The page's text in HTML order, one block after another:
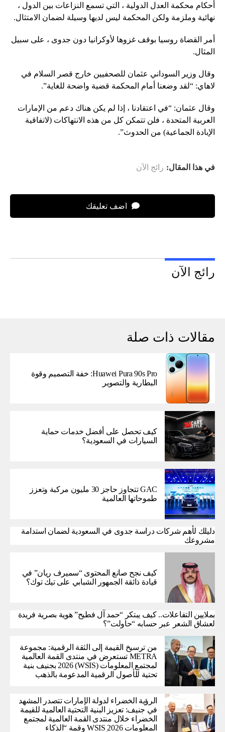
أحكام محكمة العدل الدولية ، التي تسمع النزاعات بين الدول ،
نهائية وملزمة ولكن المحكمة ليس لديها وسيلة لضمان الامتثال.
أمر القضاة روسيا بوقف غزوها لأوكرانيا دون جدوى ، على سبيل
المثال.
وقال وزير السوداني عثمان للصحفيين خارج قصر السلام في
لاهاي: “لقد وضعنا أمام المحكمة قضية واضحة للغاية”.
وقال عثمان: “في اعتقادنا ، إذا لم يكن هناك دعم من الإمارات
العربية المتحدة ، فلن تتمكن كل من هذه الانتهاكات (لاتفاقية
الإبادة الجماعية) من الحدوث”.
في هذا المقال: رائج الآن
اضف تعليقك
رائج الآن
مقالات ذات صلة
Huawei Pura 90s Pro: خفة التصميم وقوة
البطارية والتصوير
كيف تحصل على أفضل خدمات حماية
السيارات في السعودية؟
GAC تتجاوز حاجز 30 مليون مركبة وتعزز
طموحاتها العالمية
دليلك لأهم شركات دراسة جدوى في السعودية لضمان استدامة
مشروعك
كيف نجح صانع المحتوى “سميرف ريان” في
قيادة ذائقة الجمهور الشبابي على تيك توك؟
بملايين التفاعلات.. كيف يبتكر “حمد آل فطيح” هوية بصرية فريدة
لعشاق الشعر عبر حسابه “حاولت”؟
من ترسيخ القيمة إلى الثقة الرقمية: مجموعة
METRA تستعرض في منتدى القمة العالمية
لمجتمع المعلومات (WSIS) 2026 بجنيف بنية
تحتية للأصول الرقمية المدعومة بالذهب
الرؤية الخضراء لدولة الإمارات تتصدر المشهد
في جنيف: تعزيز البنية التحتية العالمية للقيمة
الخضراء خلال منتدى القمة العالمية لمجتمع
المعلومات WSIS 2026 وقمة “الذكاء